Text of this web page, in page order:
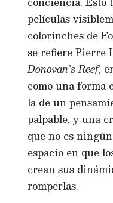
películas
colorinches de
se refiere Pierre
Donovan’s Reef,
como una forma
la de un
palpable, y una
que no es
espacio en que
crean sus
romperlas.